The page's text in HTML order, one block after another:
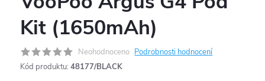
Kit (1650mAh)
Neohodnoceno Podrobnosti hodnocení
Kód produktu: 48177/BLACK